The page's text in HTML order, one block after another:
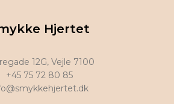
Hjertet
12G, Vejle 7100
+45 75 72 80 85